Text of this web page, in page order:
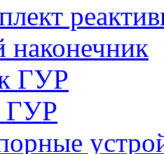
наконечник
ГУР
ГУР